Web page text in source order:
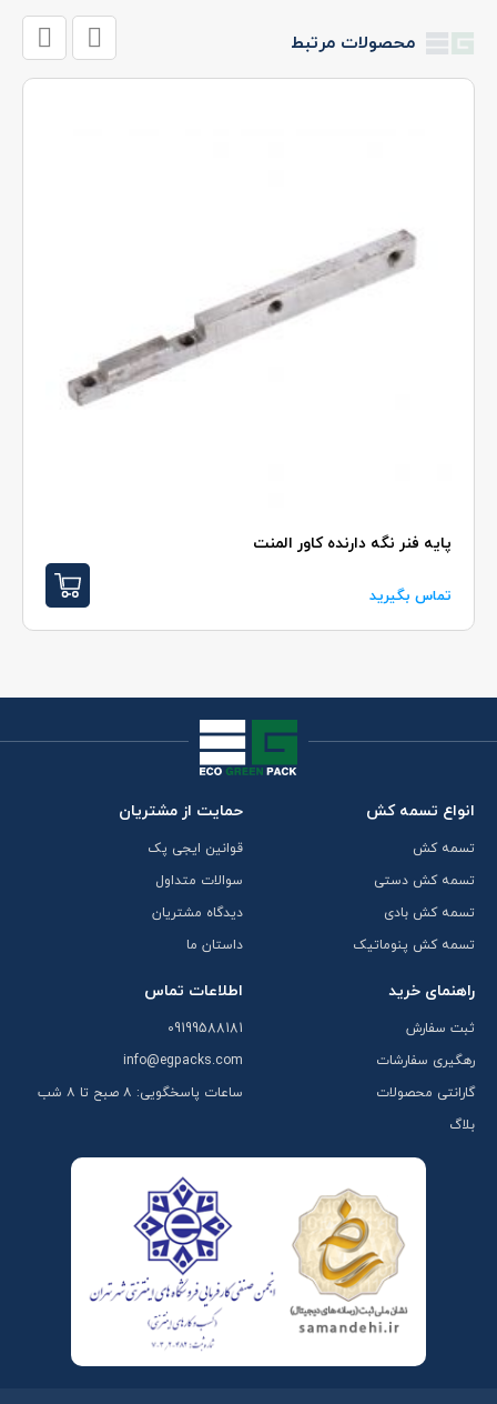
محصولات مرتبط
پايه فنر نگه دارنده کاور المنت
تماس بگیرید
انواع تسمه کش
تسمه کش
تسمه کش دستی
تسمه کش بادی
تسمه کش پنوماتیک
حمایت از مشتریان
قوانین ایجی پک
سوالات متداول
دیدگاه مشتریان
داستان ما
راهنمای خرید
ثبت سفارش
رهگیری سفارشات
گارانتی محصولات
بلاگ
اطلاعات تماس
09199588181
info@egpacks.com
ساعات پاسخگویی: ۸ صبح تا ۸ شب